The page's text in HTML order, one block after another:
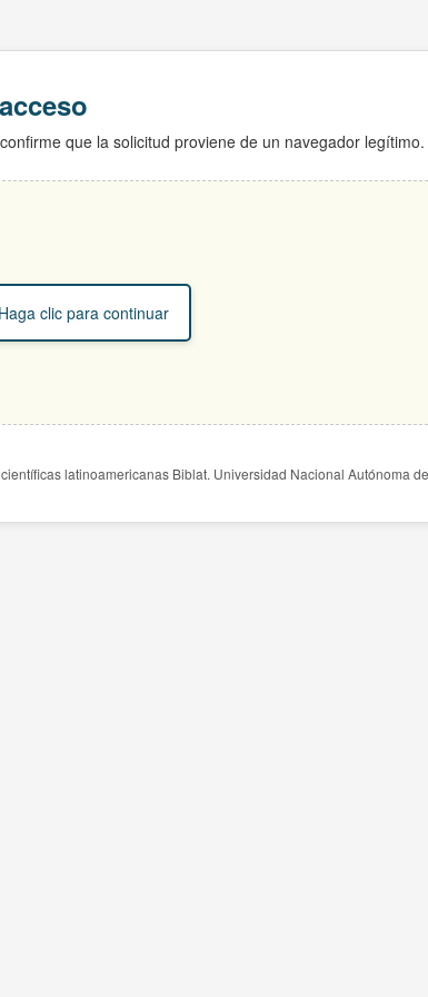
que la solicitud proviene de un navegador legítimo.
clic para continuar
latinoamericanas Biblat. Universidad Nacional Autónoma